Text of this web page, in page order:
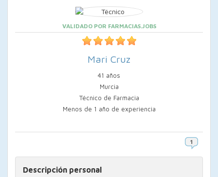
VALIDADO POR FARMACIAS.JOBS
Mari Cruz
41 años
Murcia
Técnico de Farmacia
Menos de 1 año de experiencia
Descripción personal